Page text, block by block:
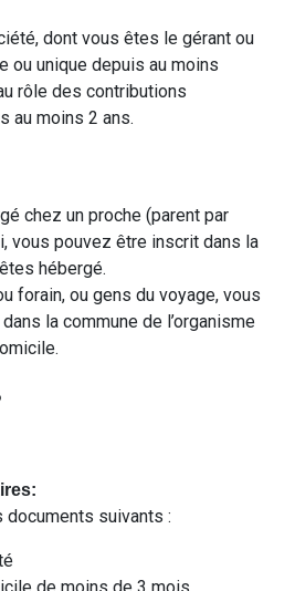
dont vous êtes le gérant ou
ou unique depuis au moins
rôle des contributions
au moins 2 ans.
chez un proche (parent par
vous pouvez être inscrit dans la
hébergé.
forain, ou gens du voyage, vous
la commune de l’organisme
suivants :